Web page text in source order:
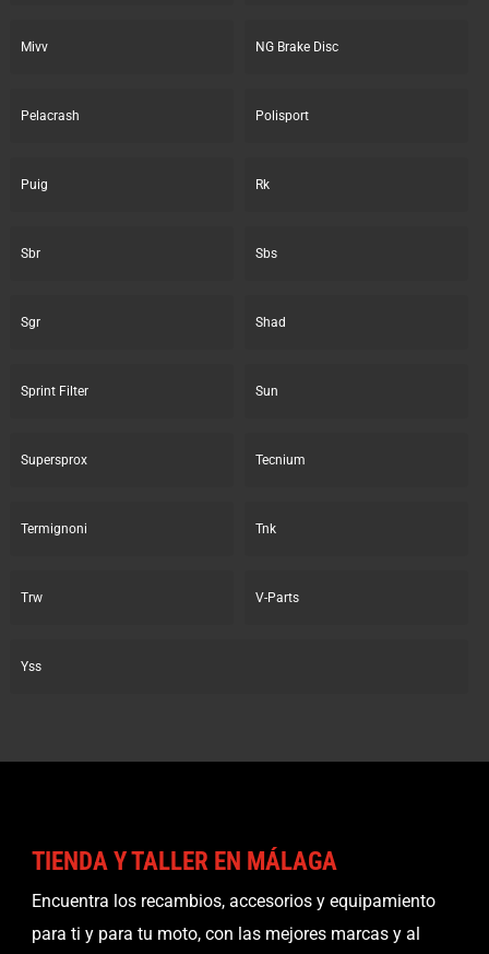
Mivv NG Brake Disc
Pelacrash Polisport
Puig Rk
Sbr Sbs
Sgr Shad
Sprint Filter Sun
Supersprox Tecnium
Termignoni Tnk
Trw V-Parts
Yss
TIENDA Y TALLER EN MÁLAGA
Encuentra los recambios, accesorios y equipamiento
para ti y para tu moto, con las mejores marcas y al